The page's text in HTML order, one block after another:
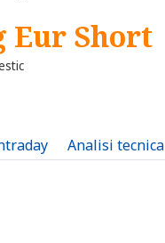
Eur Short
Analisi tecnica